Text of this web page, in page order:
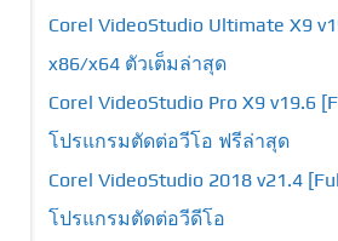
Corel VideoStudio Ultimate X9
x86/x64 ตัวเต็มล่าสุด
Corel VideoStudio Pro X9 v19.6
โปรแกรมตัดต่อวีโอ ฟรีล่าสุด
Corel VideoStudio 2018 v21.4
โปรแกรมตัดต่อวีดีโอ